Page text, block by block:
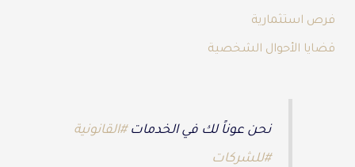
فرص استثمارية
قضايا الأحوال الشخصية
نحن عوناً لك في الخدمات#القانونية
#للشركات